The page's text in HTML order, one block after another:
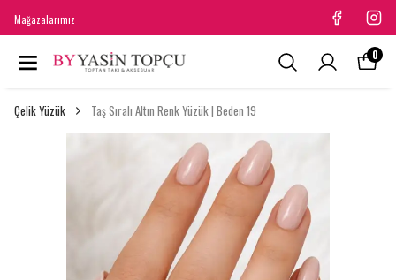
Mağazalarımız
0
Çelik Yüzük Taş Sıralı Altın Renk Yüzük | Beden 19